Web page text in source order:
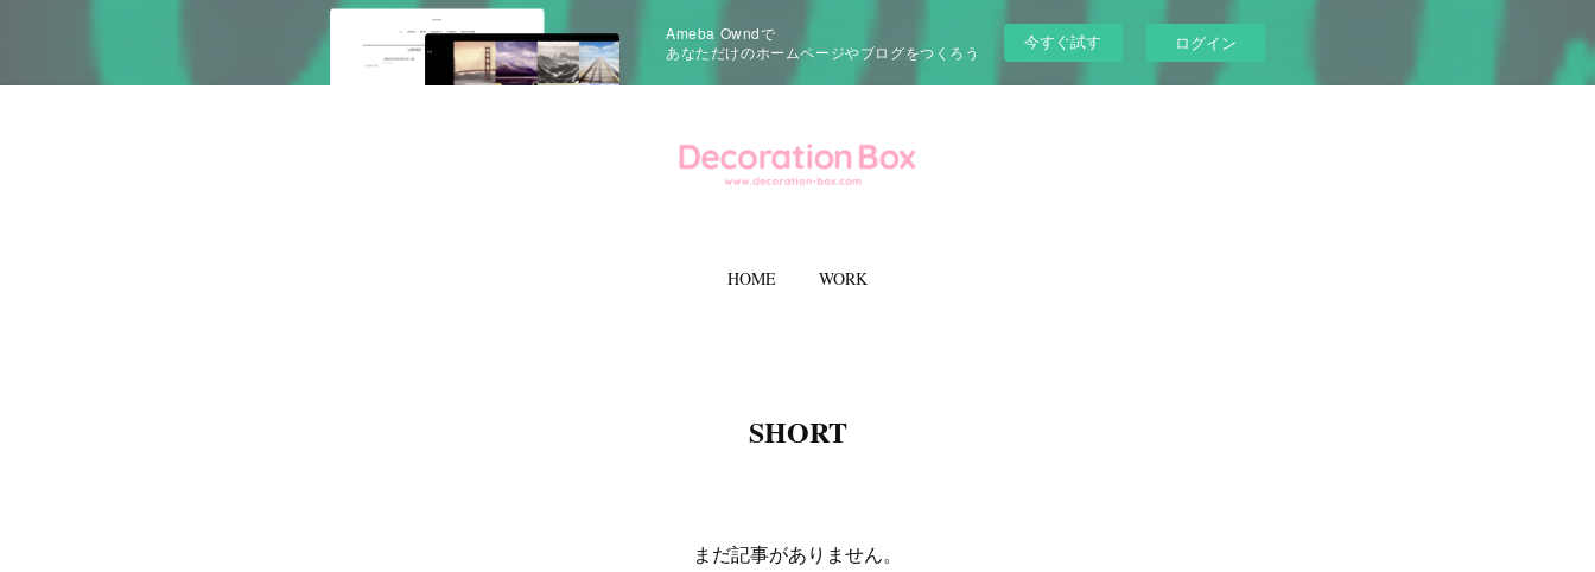
Ameba Owndで
あなただけのホームページやブログをつくろう
今すぐ試す ログイン
HOME WORK
SHORT
まだ記事がありません。